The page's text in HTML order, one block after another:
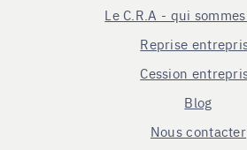
Le C.R.A - qui
Reprise
Cession
Blog
Nous contacter